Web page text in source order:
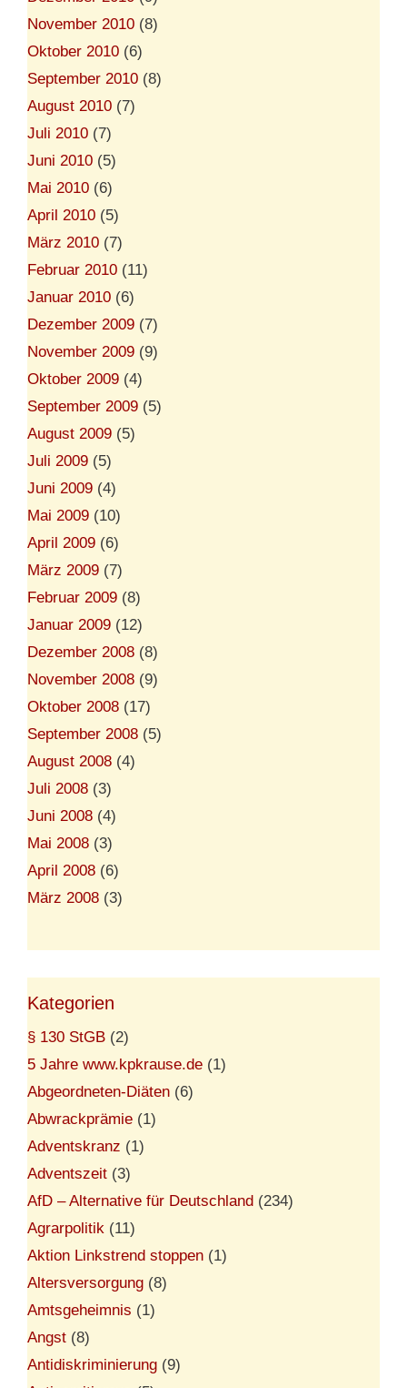
November 2010 (8)
Oktober 2010 (6)
September 2010 (8)
August 2010 (7)
Juli 2010 (7)
Juni 2010 (5)
Mai 2010 (6)
April 2010 (5)
März 2010 (7)
Februar 2010 (11)
Januar 2010 (6)
Dezember 2009 (7)
November 2009 (9)
Oktober 2009 (4)
September 2009 (5)
August 2009 (5)
Juli 2009 (5)
Juni 2009 (4)
Mai 2009 (10)
April 2009 (6)
März 2009 (7)
Februar 2009 (8)
Januar 2009 (12)
Dezember 2008 (8)
November 2008 (9)
Oktober 2008 (17)
September 2008 (5)
August 2008 (4)
Juli 2008 (3)
Juni 2008 (4)
Mai 2008 (3)
April 2008 (6)
März 2008 (3)
Kategorien
§ 130 StGB (2)
5 Jahre www.kpkrause.de (1)
Abgeordneten-Diäten (6)
Abwrackprämie (1)
Adventskranz (1)
Adventszeit (3)
AfD – Alternative für Deutschland (234)
Agrarpolitik (11)
Aktion Linkstrend stoppen (1)
Altersversorgung (8)
Amtsgeheimnis (1)
Angst (8)
Antidiskriminierung (9)